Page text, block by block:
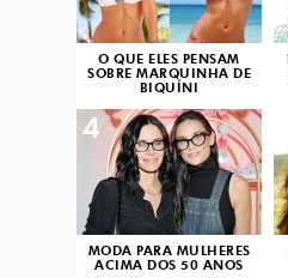
O QUE ELES PENSAM
SOBRE MARQUINHA DE
BIQUÍNI
MODA PARA MULHERES
ACIMA DOS 50 ANOS
4